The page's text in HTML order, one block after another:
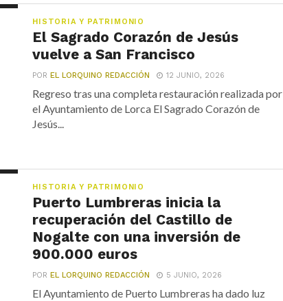
HISTORIA Y PATRIMONIO
El Sagrado Corazón de Jesús
vuelve a San Francisco
POREL LORQUINO REDACCIÓN 12 JUNIO, 2026
Regreso tras una completa restauración realizada por
el Ayuntamiento de Lorca El Sagrado Corazón de
Jesús...
HISTORIA Y PATRIMONIO
Puerto Lumbreras inicia la
recuperación del Castillo de
Nogalte con una inversión de
900.000 euros
POREL LORQUINO REDACCIÓN 5 JUNIO, 2026
El Ayuntamiento de Puerto Lumbreras ha dado luz